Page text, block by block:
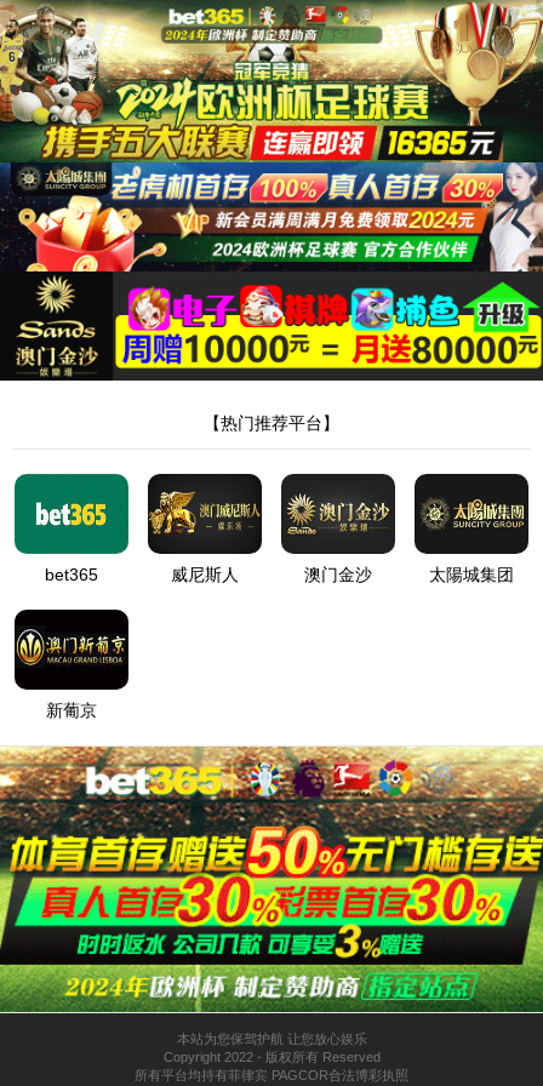
首页 3522集
新网站
产品中心·铝卷
铝卷
铝卷 7020
网站地图 免责条款